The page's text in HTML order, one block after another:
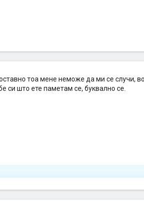
тоа мене неможе да ми се случи,
си што ете паметам се, буквално се.